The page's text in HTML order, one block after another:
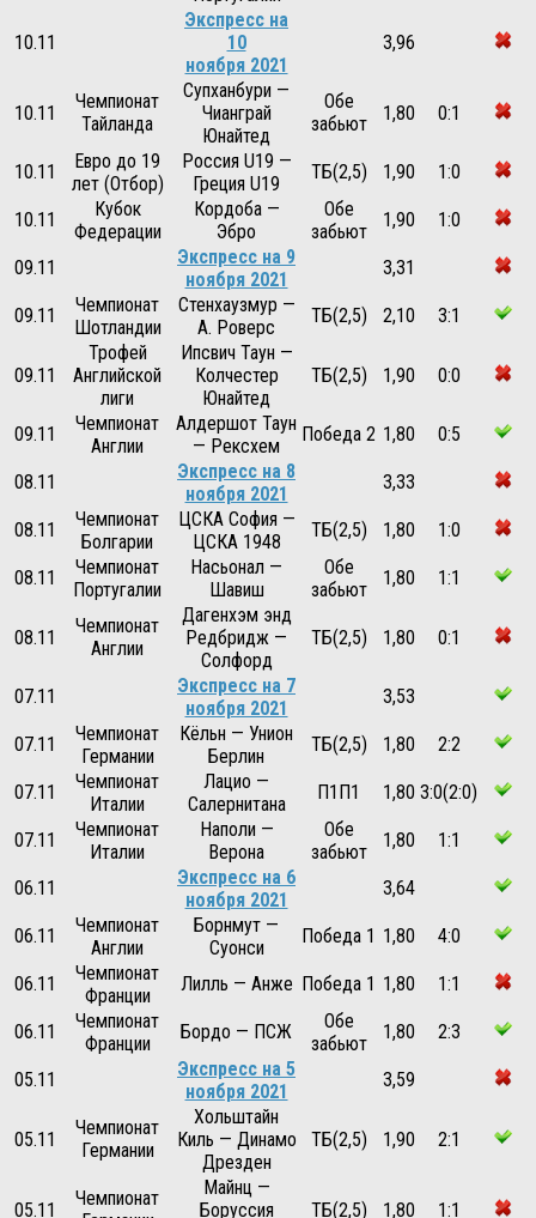
10.11
Экспресс на
10
ноября 2021
3,96
10.11
Чемпионат
Тайланда
Супханбури —
Чианграй
Юнайтед
Обе
забьют
1,80 0:1
10.11
Евро до 19
лет (Отбор)
Россия U19 —
Греция U19
ТБ(2,5) 1,90 1:0
10.11
Кубок
Федерации
Кордоба —
Эбро
Обе
забьют
1,90 1:0
09.11
Экспресс на 9
ноября 2021
3,31
09.11
Чемпионат
Шотландии
Стенхаузмур —
А. Роверс
ТБ(2,5) 2,10 3:1
09.11
Трофей
Английской
лиги
Ипсвич Таун —
Колчестер
Юнайтед
ТБ(2,5) 1,90 0:0
09.11
Чемпионат
Англии
Алдершот Таун
— Рексхем
Победа 2 1,80 0:5
08.11
Экспресс на 8
ноября 2021
3,33
08.11
Чемпионат
Болгарии
ЦСКА София —
ЦСКА 1948
ТБ(2,5) 1,80 1:0
08.11
Чемпионат
Португалии
Насьонал —
Шавиш
Обе
забьют
1,80 1:1
08.11
Чемпионат
Англии
Дагенхэм энд
Редбридж —
Солфорд
ТБ(2,5) 1,80 0:1
07.11
Экспресс на 7
ноября 2021
3,53
07.11
Чемпионат
Германии
Кёльн — Унион
Берлин
ТБ(2,5) 1,80 2:2
07.11
Чемпионат
Италии
Лацио —
Салернитана
П1П1 1,80 3:0(2:0)
07.11
Чемпионат
Италии
Наполи —
Верона
Обе
забьют
1,80 1:1
06.11
Экспресс на 6
ноября 2021
3,64
06.11
Чемпионат
Англии
Борнмут —
Суонси
Победа 1 1,80 4:0
06.11
Чемпионат
Франции
Лилль — Анже Победа 1 1,80 1:1
06.11
Чемпионат
Франции
Бордо — ПСЖ
Обе
забьют
1,80 2:3
05.11
Экспресс на 5
ноября 2021
3,59
05.11
Чемпионат
Германии
Хольштайн
Киль — Динамо
Дрезден
ТБ(2,5) 1,90 2:1
05.11
Чемпионат
Майнц —
Боруссия
ТБ(2,5) 1,80 1:1